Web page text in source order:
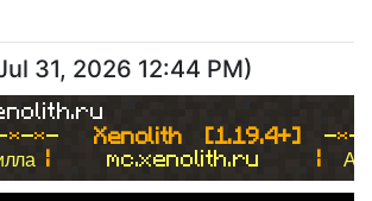
31, 2026 12:44 PM)
*-*-
  Xenolith  [1.19.4+]
-*-
|
     mc.xenolith.ru
|